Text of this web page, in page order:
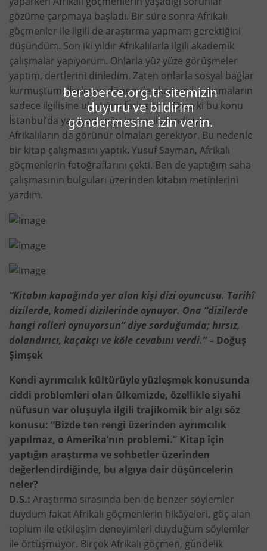
beraberce.org.tr sitemizin
duyuru ve bildirim
göndermesine izin verin.
gözüme çarpmaya başladı. Bir süre sonra Afrikalı
göçmenler ile ilgili de araştırma yapmam gerektiğini
düşündüm. Son iki yıldır Afrikalılarla ilgili akademik
çalışmalar yapıyorum. Onlarla yüz yüze görüşmeler
yaptım, dertlerini dinledim. Zaten onlarla sosyal bağlar
kurmuştum. İlerleyen dönemde akademik çalışmaların
sadece ilgilisine ulaştığını fark ettim. Oysa ki bu konu
İstanbul’da yaşayan çoğu insanı ilgilendiriyor.
Afrikalıların da görünür olmaları gerekiyor. Bu nedenle
bir kitap çalışmasını yaptık. Yusuf Sayman, Afrikalı
göçmenlerin fotoğraflarını çekti. Ben de yaptığım saha
çalışmasının bulguları üzerinden kitabın metinlerini
yazdım.
“Kitabın kapağında yer alan kişi dizi oyuncusu. Tarihî
dizilerde, komedi dizilerinde oynuyor. Ona “dizilerde
hangi rolleri oynuyorsun” diye sorduğumda; hırsız,
dolandırıcı, kaçakçı ve köle cevabını verdi.”– Doğuş
Şimşek
Kendi ayrımcılık kültürüyle yüzleşmek konusunda
ciddi problemleri olan ülkemizde, özellikle siyahi
nüfusun var oluşuyla ilgili trajikomik bir algı söz
konusu: “Bizde ten rengi üzerinden ayrımcılık
yapılmaz, o Amerika’nın problemi.” Kitap için
yaptığın araştırma ve sohbetler üzerinden
değerlendirdiğinde, bu algıya dair düşüncelerin
neler?
D.S.: Araştırma sırasında ben de benzer söylemler
duydum fakat Afrikalı göçmenlerin hikâyeleri, göç alan
toplum ile etkileşim deneyimleri duyduğum söylemler
ile örtüşmüyor. Birçok Afrikalı göçmen, gündelik